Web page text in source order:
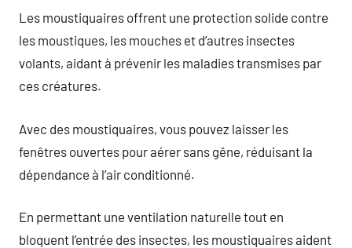
Les moustiquaires offrent une protection solide contre
les moustiques, les mouches et d’autres insectes
volants, aidant à prévenir les maladies transmises par
ces créatures.
Avec des moustiquaires, vous pouvez laisser les
fenêtres ouvertes pour aérer sans gêne, réduisant la
dépendance à l’air conditionné.
En permettant une ventilation naturelle tout en
bloquent l’entrée des insectes, les moustiquaires aident